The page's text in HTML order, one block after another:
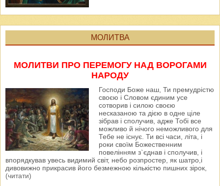
МОЛИТВА
МОЛИТВИ ПРО ПЕРЕМОГУ НАД ВОРОГАМИ
НАРОДУ
Господи Боже наш, Ти премудрістю
своєю і Словом єдиним усе
сотворив і силою своєю
несказаною та дією в одне ціле
зібрав і сполучив, адже Тобі все
можливо й нічого неможливого для
Тебе не існує. Ти всі часи, літа, і
роки своїм Божественним
повелінням з`єднав і сполучив, і
впорядкував увесь видимий світ, небо розпростер, як шатро,і
дивовижно прикрасив його безмежною кількістю пишних зірок,
(читати)